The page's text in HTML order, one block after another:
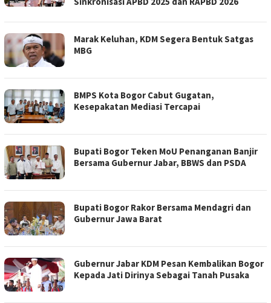
Marak Keluhan, KDM Segera Bentuk Satgas
MBG
BMPS Kota Bogor Cabut Gugatan,
Kesepakatan Mediasi Tercapai
Bupati Bogor Teken MoU Penanganan Banjir
Bersama Gubernur Jabar, BBWS dan PSDA
Bupati Bogor Rakor Bersama Mendagri dan
Gubernur Jawa Barat
Gubernur Jabar KDM Pesan Kembalikan Bogor
Kepada Jati Dirinya Sebagai Tanah Pusaka